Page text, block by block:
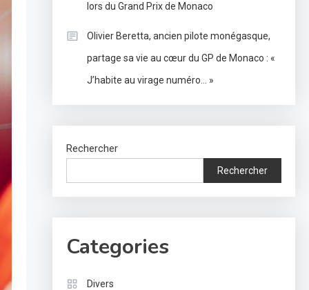
lors du Grand Prix de Monaco
Olivier Beretta, ancien pilote monégasque,
partage sa vie au cœur du GP de Monaco : «
J’habite au virage numéro… »
Rechercher
Rechercher
Categories
Divers